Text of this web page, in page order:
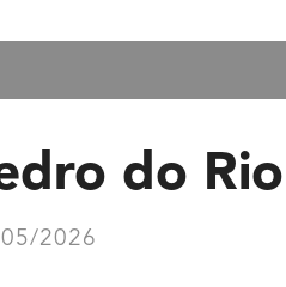
do Rio
2026